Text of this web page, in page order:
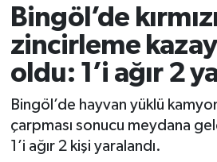
Bingöl’de
zincirleme
oldu: 1’i ağır 2
Bingöl’de hayvan yüklü
çarpması sonucu meydana
1’i ağır 2 kişi yaralandı.
Bölge
Eğitim
Sağlık
Uşak Namaz Vakitleri
Uşak Trafik Yoğunluk
TFF 2.Lig Kırmızı Grup
Tüm Manşetler